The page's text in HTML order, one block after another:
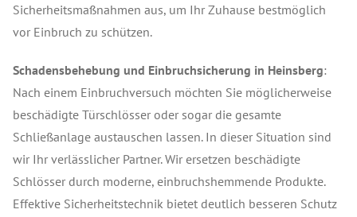
Sicherheitsmaßnahmen aus, um Ihr Zuhause bestmöglich
vor Einbruch zu schützen.
Schadensbehebung und Einbruchsicherung in Heinsberg:
Nach einem Einbruchversuch möchten Sie möglicherweise
beschädigte Türschlösser oder sogar die gesamte
Schließanlage austauschen lassen. In dieser Situation sind
wir Ihr verlässlicher Partner. Wir ersetzen beschädigte
Schlösser durch moderne, einbruchshemmende Produkte.
Effektive Sicherheitstechnik bietet deutlich besseren Schutz